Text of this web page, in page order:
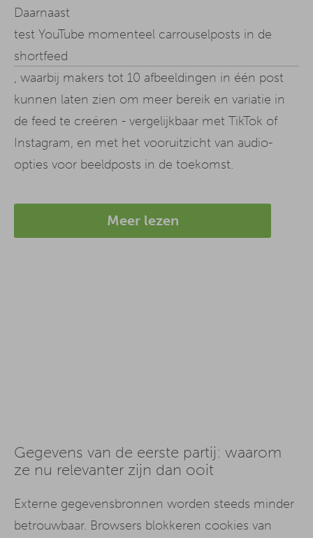
Daarnaast
test YouTube momenteel carrouselposts in de
shortfeed
, waarbij makers tot 10 afbeeldingen in één post
kunnen laten zien om meer bereik en variatie in
de feed te creëren - vergelijkbaar met TikTok of
Instagram, en met het vooruitzicht van audio-
opties voor beeldposts in de toekomst.
Meer lezen
Gegevens van de eerste partij: waarom
ze nu relevanter zijn dan ooit
Externe gegevensbronnen worden steeds minder
betrouwbaar. Browsers blokkeren cookies van